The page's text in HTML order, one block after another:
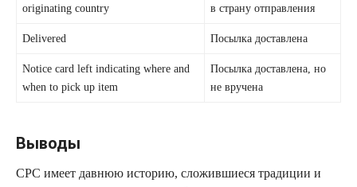
originating country
в страну отправления
Delivered Посылка доставлена
Notice card left indicating where and
when to pick up item
Посылка доставлена, но
не вручена
Выводы
CPC имеет давнюю историю, сложившиеся традиции и